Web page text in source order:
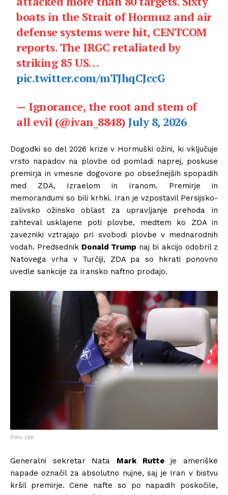
boats in the Strait of Hormuz and air
defense systems were hit, CENTCOM
reports. The IRGC retaliated by
striking 85 US…
pic.twitter.com/mTJhqCJccG
— Ignorance, the root and stem of
all evil (@ivan_8848)July 8, 2026
Dogodki so del 2026 krize v Hormuški ožini, ki vključuje
vrsto napadov na plovbe od pomladi naprej, poskuse
premirja in vmesne dogovore po obsežnejših spopadih
med ZDA, Izraelom in Iranom. Premirje in
memorandumi so bili krhki. Iran je vzpostavil Persijsko-
zalivsko ožinsko oblast za upravljanje prehoda in
zahteval usklajene poti plovbe, medtem ko ZDA in
zavezniki vztrajajo pri svobodi plovbe v mednarodnih
vodah. Predsednik Donald Trump naj bi akcijo odobril z
Natovega vrha v Turčiji, ZDA pa so hkrati ponovno
uvedle sankcije za iransko naftno prodajo.
Foto. epa
Generalni sekretar Nata Mark Rutteje ameriške
napade označil za absolutno nujne, saj je Iran v bistvu
kršil premirje. Cene nafte so po napadih poskočile,